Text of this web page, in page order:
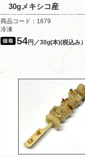
30gメキシコ産
商品コード：1679
冷凍
54円／30g(本)(税込み